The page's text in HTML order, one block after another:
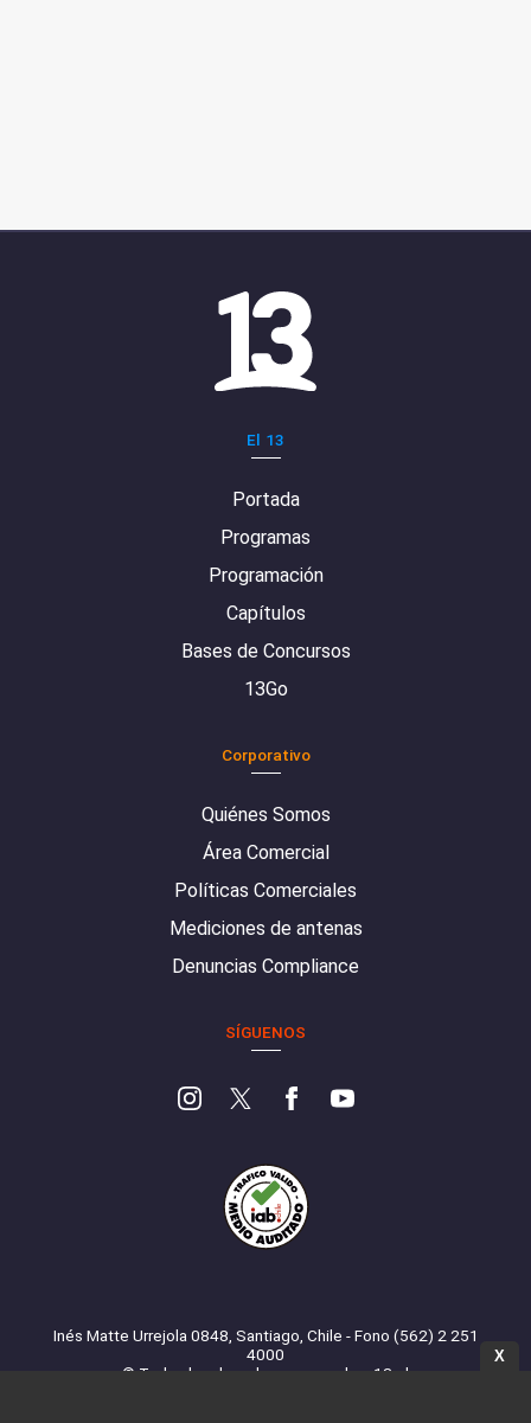
El 13
Portada
Programas
Programación
Capítulos
Bases de Concursos
13Go
Corporativo
Quiénes Somos
Área Comercial
Políticas Comerciales
Mediciones de antenas
Denuncias Compliance
SÍGUENOS
Inés Matte Urrejola 0848, Santiago, Chile - Fono (562) 2 251
4000
© Todos los derechos reservados. 13.cl
X